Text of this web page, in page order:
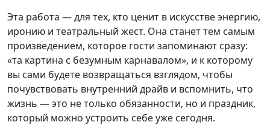
Эта работа — для тех, кто ценит в искусстве энергию,
иронию и театральный жест. Она станет тем самым
произведением, которое гости запоминают сразу:
«та картина с безумным карнавалом», и к которому
вы сами будете возвращаться взглядом, чтобы
почувствовать внутренний драйв и вспомнить, что
жизнь — это не только обязанности, но и праздник,
который можно устроить себе уже сегодня.